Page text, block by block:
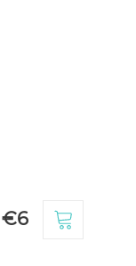
€6